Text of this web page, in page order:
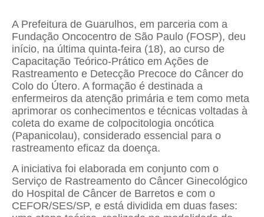
A Prefeitura de Guarulhos, em parceria com a
Fundação Oncocentro de São Paulo (FOSP), deu
início, na última quinta-feira (18), ao curso de
Capacitação Teórico-Prático em Ações de
Rastreamento e Detecção Precoce do Câncer do
Colo do Útero. A formação é destinada a
enfermeiros da atenção primária e tem como meta
aprimorar os conhecimentos e técnicas voltadas à
coleta do exame de colpocitologia oncótica
(Papanicolau), considerado essencial para o
rastreamento eficaz da doença.
A iniciativa foi elaborada em conjunto com o
Serviço de Rastreamento do Câncer Ginecológico
do Hospital de Câncer de Barretos e com o
CEFOR/SES/SP, e está dividida em duas fases: